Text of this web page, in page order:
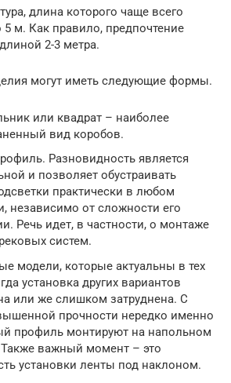
длина которого чаще всего
5 м. Как правило, предпочтение
2-3 метра.
могут иметь следующие формы.
или квадрат – наиболее
вид коробов.
Разновидность является
и позволяет обустраивать
практически в любом
независимо от сложности его
Речь идет, в частности, о монтаже
систем.
модели, которые актуальны в тех
установка других вариантов
или же слишком затруднена. С
прочности нередко именно
профиль монтируют на напольном
важный момент – это
установки ленты под наклоном.